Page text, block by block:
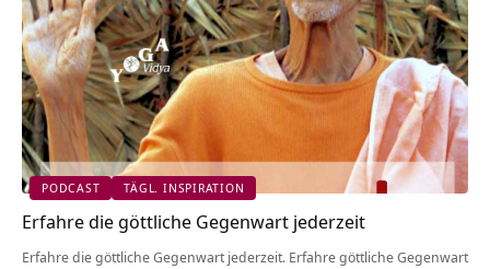
PODCAST TÄGL. INSPIRATION
Erfahre die göttliche Gegenwart jederzeit
Erfahre die göttliche Gegenwart jederzeit. Erfahre göttliche Gegenwart